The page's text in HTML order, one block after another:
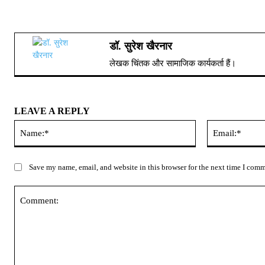
डॉ. सुरेश खैरनार
लेखक चिंतक और सामाजिक कार्यकर्ता हैं।
LEAVE A REPLY
Save my name, email, and website in this browser for the next time I